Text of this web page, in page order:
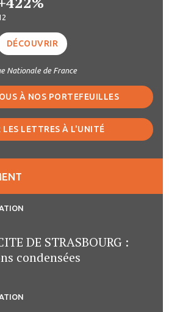
DÉCOUVRIR
Nationale de France
À NOS PORTEFEUILLES
LES LETTRES À L'UNITÉ
DE STRASBOURG :
condensées